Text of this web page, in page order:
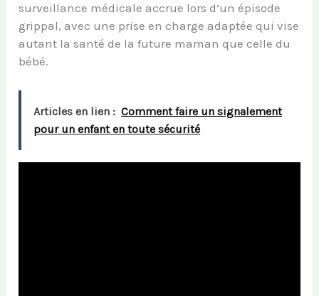
surveillance médicale accrue lors d’un épisode
grippal, avec une prise en charge adaptée qui vise
autant la santé de la future maman que celle du
bébé.
Articles en lien : Comment faire un signalement
pour un enfant en toute sécurité